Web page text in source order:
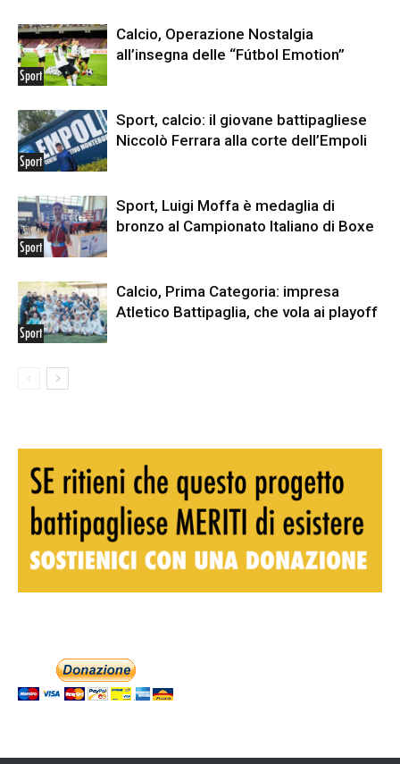
Sport
Calcio, Operazione Nostalgia
all’insegna delle “Fútbol Emotion”
Sport
Sport, calcio: il giovane battipagliese
Niccolò Ferrara alla corte dell’Empoli
Sport
Sport, Luigi Moffa è medaglia di
bronzo al Campionato Italiano di Boxe
Sport
Calcio, Prima Categoria: impresa
Atletico Battipaglia, che vola ai playoff